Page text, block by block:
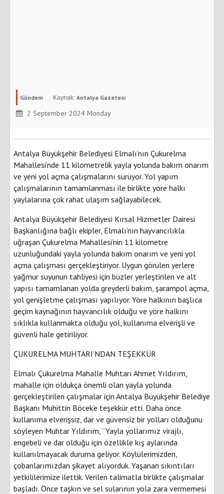
Gündem Antalya Gazetesi
2 September 2024 Monday
Antalya Büyükşehir Belediyesi Elmalı’nın Çukurelma
Mahallesi’nde 11 kilometrelik yayla yolunda bakım onarım
ve yeni yol açma çalışmalarını sürüyor. Yol yapım
çalışmalarının tamamlanması ile birlikte yöre halkı
yaylalarına çok rahat ulaşım sağlayabilecek.
Antalya Büyükşehir Belediyesi Kırsal Hizmetler Dairesi
Başkanlığına bağlı ekipler, Elmalı’nın hayvancılıkla
uğraşan Çukurelma Mahallesi’nin 11 kilometre
uzunluğundaki yayla yolunda bakım onarım ve yeni yol
açma çalışması gerçekleştiriyor. Uygun görülen yerlere
yağmur suyunun tahliyesi için büzler yerleştirilen ve alt
yapısı tamamlanan yolda greyderli bakım, şarampol açma,
yol genişletme çalışması yapılıyor. Yöre halkının başlıca
geçim kaynağının hayvancılık olduğu ve yöre halkını
sıklıkla kullanmakta olduğu yol, kullanıma elverişli ve
güvenli hale getiriliyor.
ÇUKURELMA MUHTARI’NDAN TEŞEKKÜR
Elmalı Çukurelma Mahalle Muhtarı Ahmet Yıldırım,
mahalle için oldukça önemli olan yayla yolunda
gerçekleştirilen çalışmalar için Antalya Büyükşehir Belediye
Başkanı Muhittin Böcek’e teşekkür etti. Daha önce
kullanıma elverişsiz, dar ve güvensiz bir yolları olduğunu
söyleyen Muhtar Yıldırım, “Yayla yollarımız virajlı,
engebeli ve dar olduğu için özellikle kış aylarında
kullanılmayacak duruma geliyor. Köylülerimizden,
çobanlarımızdan şikayet alıyorduk. Yaşanan sıkıntıları
yetkililerimize ilettik. Verilen talimatla birlikte çalışmalar
başladı. Önce taşkın ve sel sularının yola zara vermemesi